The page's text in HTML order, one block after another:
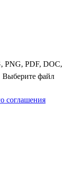
PNG, PDF, DOC,
Выберите файл
соглашения